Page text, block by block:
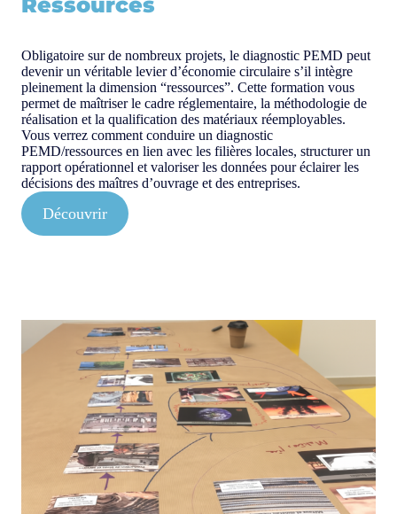
Ressources
Obligatoire sur de nombreux projets, le diagnostic PEMD peut
devenir un véritable levier d’économie circulaire s’il intègre
pleinement la dimension “ressources”. Cette formation vous
permet de maîtriser le cadre réglementaire, la méthodologie de
réalisation et la qualification des matériaux réemployables.
Vous verrez comment conduire un diagnostic
PEMD/ressources en lien avec les filières locales, structurer un
rapport opérationnel et valoriser les données pour éclairer les
décisions des maîtres d’ouvrage et des entreprises.
Découvrir